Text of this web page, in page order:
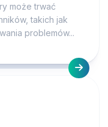
może trwać
takich jak
problemów...